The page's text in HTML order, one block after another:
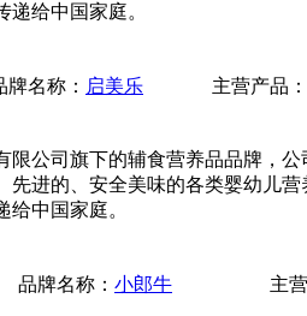
给中国家庭。
牌名称： 启美乐 主营产品：
限公司旗下的辅食营养品品牌，
先进的、安全美味的各类婴幼儿
中国家庭。
品牌名称： 小郎牛 主